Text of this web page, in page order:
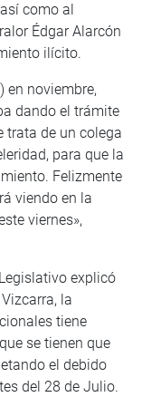
como al
Édgar Alarcón
ilícito.
en noviembre,
dando el trámite
trata de un colega
para que la
Felizmente
viendo en la
viernes»,
explicó
la
tiene
se tienen que
el debido
del 28 de Julio.